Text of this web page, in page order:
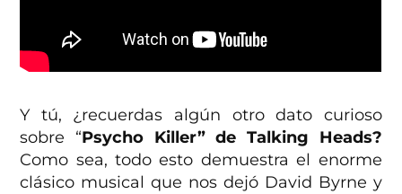
Y tú, ¿recuerdas algún otro dato curioso
sobre “Psycho Killer” de Talking Heads?
Como sea, todo esto demuestra el enorme
clásico musical que nos dejó David Byrne y